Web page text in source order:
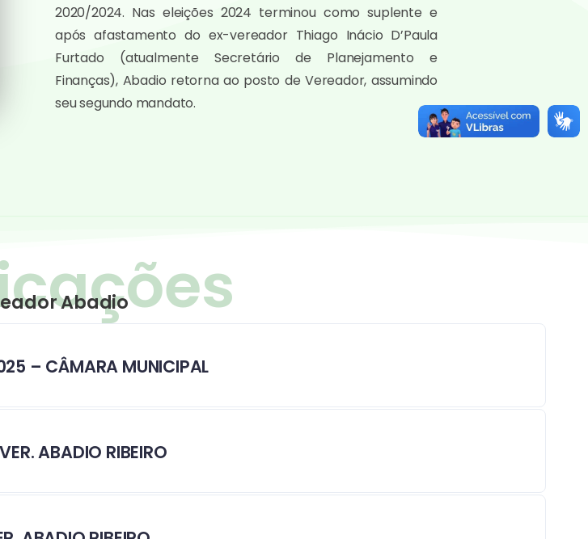
2020/2024. Nas eleições 2024 terminou como suplente e
após afastamento do ex-vereador Thiago Inácio D’Paula
Furtado (atualmente Secretário de Planejamento e
Finanças), Abadio retorna ao posto de Vereador, assumindo
seu segundo mandato.
Abadio
– CÂMARA MUNICIPAL
ABADIO RIBEIRO